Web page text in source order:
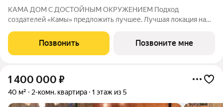
КАМА ДОМ С ДОСТОЙНЫМ ОКРУЖЕНИЕМ Подход
создателей «Камы» предложить лучшее. Лучшая локация на
панорамных окон. Лучшее окружение, в котором приятно
быть. 2 минуты до набережной 4 минуты до Оперного
Позвонить Позвоните мне
1 400 000 ₽
40 м² 2-комн. квартира 1 этаж из 5